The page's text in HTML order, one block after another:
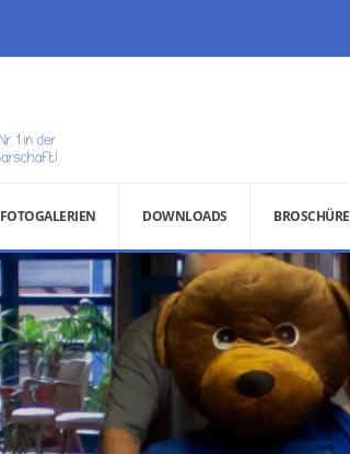
FOTOGALERIEN DOWNLOADS BROSCHÜRE